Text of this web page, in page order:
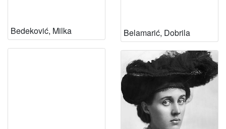
Bedeković, Milka Belamarić, Dobrila